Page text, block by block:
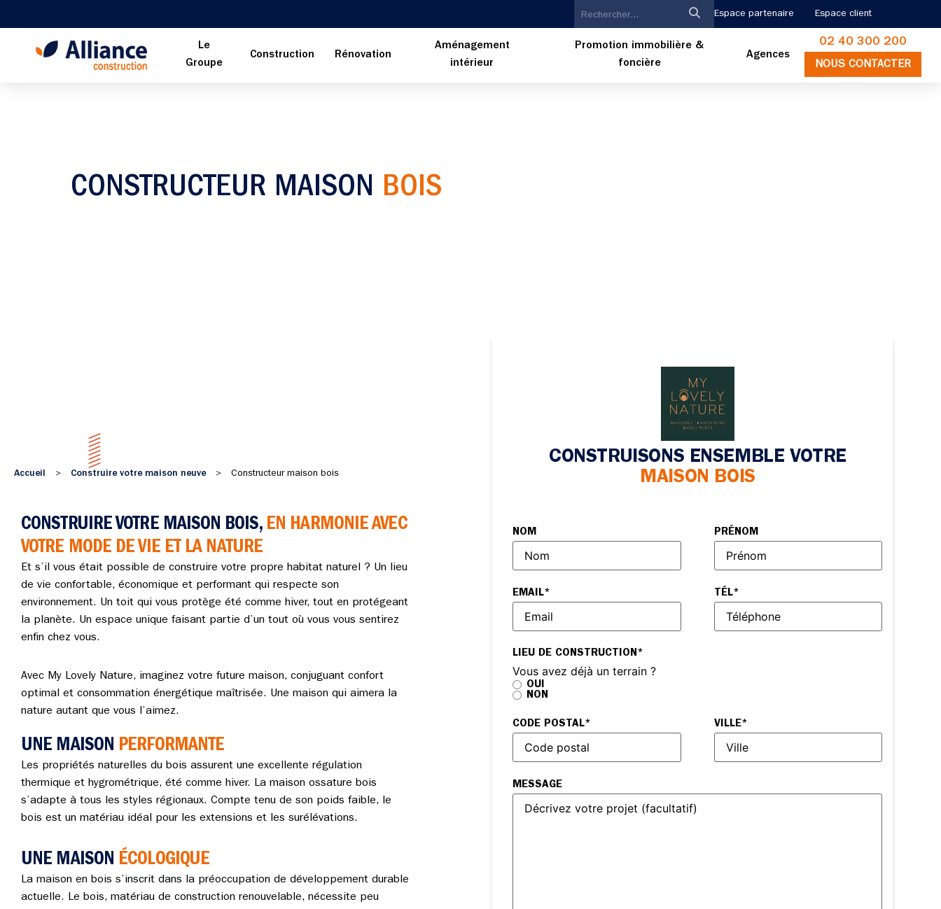
Espace partenaire Espace client
Le
Groupe
Construction Rénovation
Aménagement
intérieur
Promotion immobilière &
foncière
Agences
02 40 300 200
NOUS CONTACTER
CONSTRUCTEUR MAISON BOIS
Accueil > Construire votre maison neuve > Constructeur maison bois
CONSTRUIRE VOTRE MAISON BOIS, EN HARMONIE AVEC
VOTRE MODE DE VIE ET LA NATURE
Et s’il vous était possible de construire votre propre habitat naturel ? Un lieu
de vie confortable, économique et performant qui respecte son
environnement. Un toit qui vous protège été comme hiver, tout en protégeant
la planète. Un espace unique faisant partie d’un tout où vous vous sentirez
enfin chez vous.
Avec My Lovely Nature, imaginez votre future maison, conjuguant confort
optimal et consommation énergétique maîtrisée. Une maison qui aimera la
nature autant que vous l’aimez.
UNE MAISON PERFORMANTE
Les propriétés naturelles du bois assurent une excellente régulation
thermique et hygrométrique, été comme hiver. La maison ossature bois
s’adapte à tous les styles régionaux. Compte tenu de son poids faible, le
bois est un matériau idéal pour les extensions et les surélévations.
UNE MAISON ÉCOLOGIQUE
La maison en bois s’inscrit dans la préoccupation de développement durable
actuelle. Le bois, matériau de construction renouvelable, nécessite peu
CONSTRUISONS ENSEMBLE VOTRE
MAISON BOIS
NOM PRÉNOM
EMAIL* TÉL*
LIEU DE CONSTRUCTION*
Vous avez déjà un terrain ?
OUI
NON
CODE POSTAL* VILLE*
MESSAGE